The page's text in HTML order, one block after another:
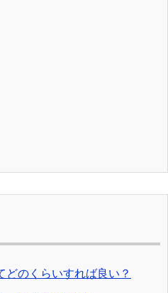
どのくらいすれば良い？